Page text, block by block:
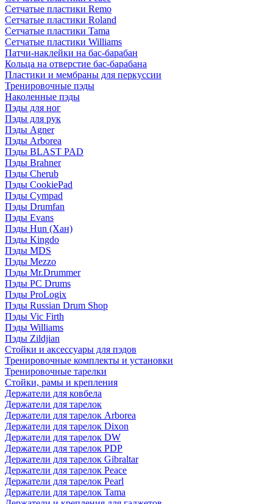
Сетчатые пластики Remo
Сетчатые пластики Roland
Сетчатые пластики Tama
Сетчатые пластики Williams
Патчи-наклейки на бас-барабан
Кольца на отверстие бас-барабана
Пластики и мембраны для перкуссии
Тренировочные пэды
Наколенные пэды
Пэды для ног
Пэды для рук
Пэды Agner
Пэды Arborea
Пэды BLAST PAD
Пэды Brahner
Пэды Cherub
Пэды CookiePad
Пэды Cympad
Пэды Drumfan
Пэды Evans
Пэды Hun (Хан)
Пэды Kingdo
Пэды MDS
Пэды Mezzo
Пэды Mr.Drummer
Пэды PC Drums
Пэды ProLogix
Пэды Russian Drum Shop
Пэды Vic Firth
Пэды Williams
Пэды Zildjian
Стойки и аксессуары для пэдов
Тренировочные комплекты и установки
Тренировочные тарелки
Стойки, рамы и крепления
Держатели для ковбела
Держатели для тарелок
Держатели для тарелок Arborea
Держатели для тарелок Dixon
Держатели для тарелок DW
Держатели для тарелок PDP
Держатели для тарелок Gibraltar
Держатели для тарелок Peace
Держатели для тарелок Pearl
Держатели для тарелок Tama